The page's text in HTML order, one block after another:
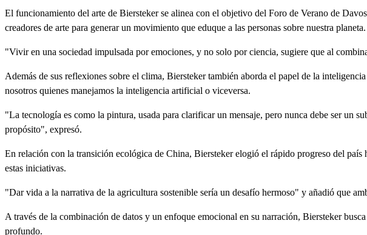
El funcionamiento del arte de Biersteker se alinea con el objetivo del Foro de Verano de
creadores de arte para generar un movimiento que eduque a las personas sobre nuestra planeta.
"Vivir en una sociedad impulsada por emociones, y no solo por ciencia, sugiere que al
Además de sus reflexiones sobre el clima, Biersteker también aborda el papel de la
nosotros quienes manejamos la inteligencia artificial o viceversa.
"La tecnología es como la pintura, usada para clarificar un mensaje, pero nunca debe ser un
propósito", expresó.
En relación con la transición ecológica de China, Biersteker elogió el rápido progreso del
estas iniciativas.
"Dar vida a la narrativa de la agricultura sostenible sería un desafío hermoso" y añadió que
A través de la combinación de datos y un enfoque emocional en su narración, Biersteker
profundo.